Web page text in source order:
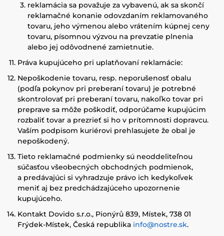
reklamácia sa považuje za vybavenú, ak sa skončí
reklamačné konanie odovzdaním reklamovaného
tovaru, jeho výmenou alebo vrátením kúpnej ceny
tovaru, písomnou výzvou na prevzatie plnenia
alebo jej odôvodnené zamietnutie.
Práva kupujúceho pri uplatňovaní reklamácie:
Nepoškodenie tovaru, resp. neporušenosť obalu
(podľa pokynov pri preberaní tovaru) je potrebné
skontrolovať pri preberaní tovaru, nakoľko tovar pri
preprave sa môže poškodiť, odporúčame kupujúcim
rozbaliť tovar a prezrieť si ho v prítomnosti dopravcu.
Vaším podpisom kuriérovi prehlasujete že obal je
nepoškodený.
Tieto reklamačné podmienky sú neoddeliteľnou
súčasťou všeobecných obchodných podmienok,
a predávajúci si vyhradzuje právo ich kedykoľvek
meniť aj bez predchádzajúceho upozornenie
kupujúceho.
Kontakt Dovido s.r.o., Pionýrů 839, Místek, 738 01
Frýdek-Místek, Česká republika info@nostre.sk.